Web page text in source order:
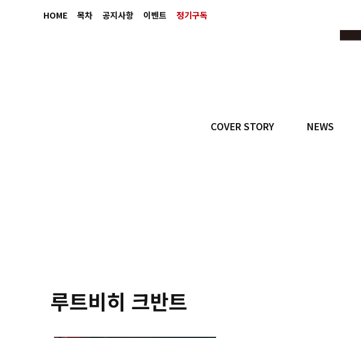
HOME 목차 공지사항 이벤트 정기구독
COVER STORY NEWS
루트비히 크반트